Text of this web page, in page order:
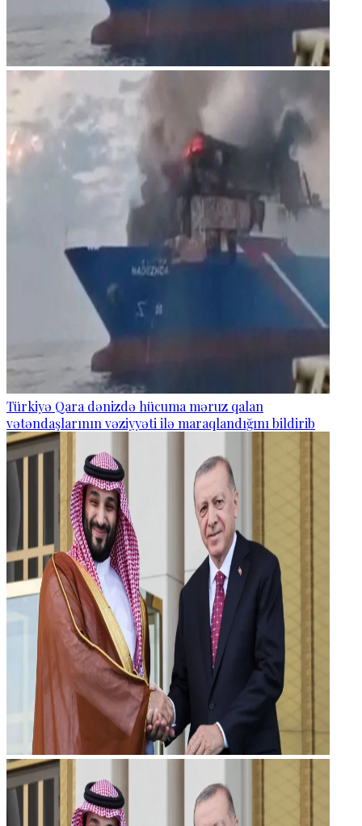
Türkiyə Qara dənizdə hücuma məruz qalan
vətəndaşlarının vəziyyəti ilə maraqlandığını bildirib